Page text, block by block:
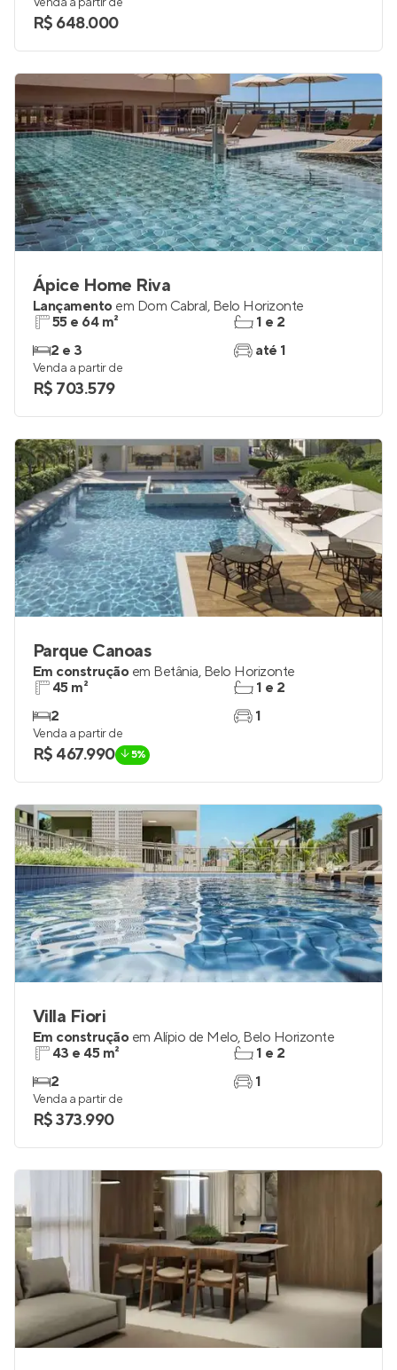
R$ 648.000
Ápice Home Riva
Lançamento em Dom Cabral, Belo Horizonte
55 e 64 m²
2 e 3
1 e 2
até 1
Venda a partir de
R$ 703.579
Parque Canoas
Em construção em Betânia, Belo Horizonte
45 m²
2
1 e 2
1
Venda a partir de
R$ 467.990 5%
Villa Fiori
Em construção em Alípio de Melo, Belo Horizonte
43 e 45 m²
2
1 e 2
1
Venda a partir de
R$ 373.990